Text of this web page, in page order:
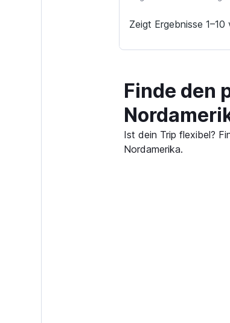
Zeigt Ergebnisse
Finde den
Ist dein Trip flexibel?
Nordamerika.